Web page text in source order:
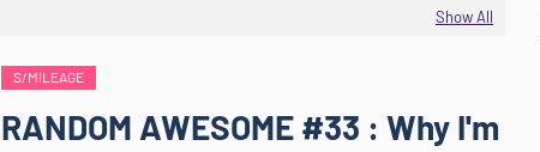
Show All
S/MILEAGE
RANDOM AWESOME #33 : Why I'm